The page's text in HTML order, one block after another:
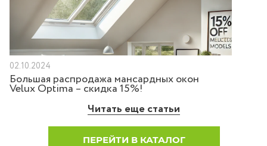
02.10.2024
Большая распродажа мансардных окон
Velux Optima – скидка 15%!
Читать еще статьи
ПЕРЕЙТИ В КАТАЛОГ